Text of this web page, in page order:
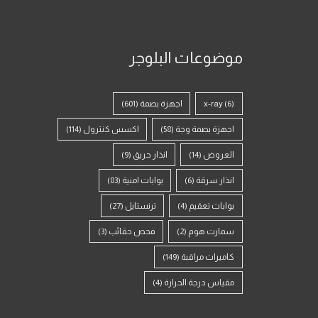
موضوعات البلوجر
x-ray (6) اجهزة بصمة (601)
اجهزة بصمة وجة (58) اكسس كنترول (114)
العروض (14) انذار حريق (9)
انذار سرقة (6) بوابات امنية (83)
بوابات تعقيم (4) ترنستايل (27)
سمارت هوم (2) فحص حقائب (3)
كاميرات مراقبة (149)
مقياس درجة الحرارة (4)